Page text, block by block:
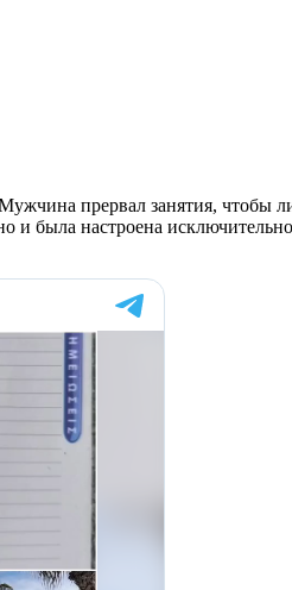
прервал занятия, чтобы
и была настроена